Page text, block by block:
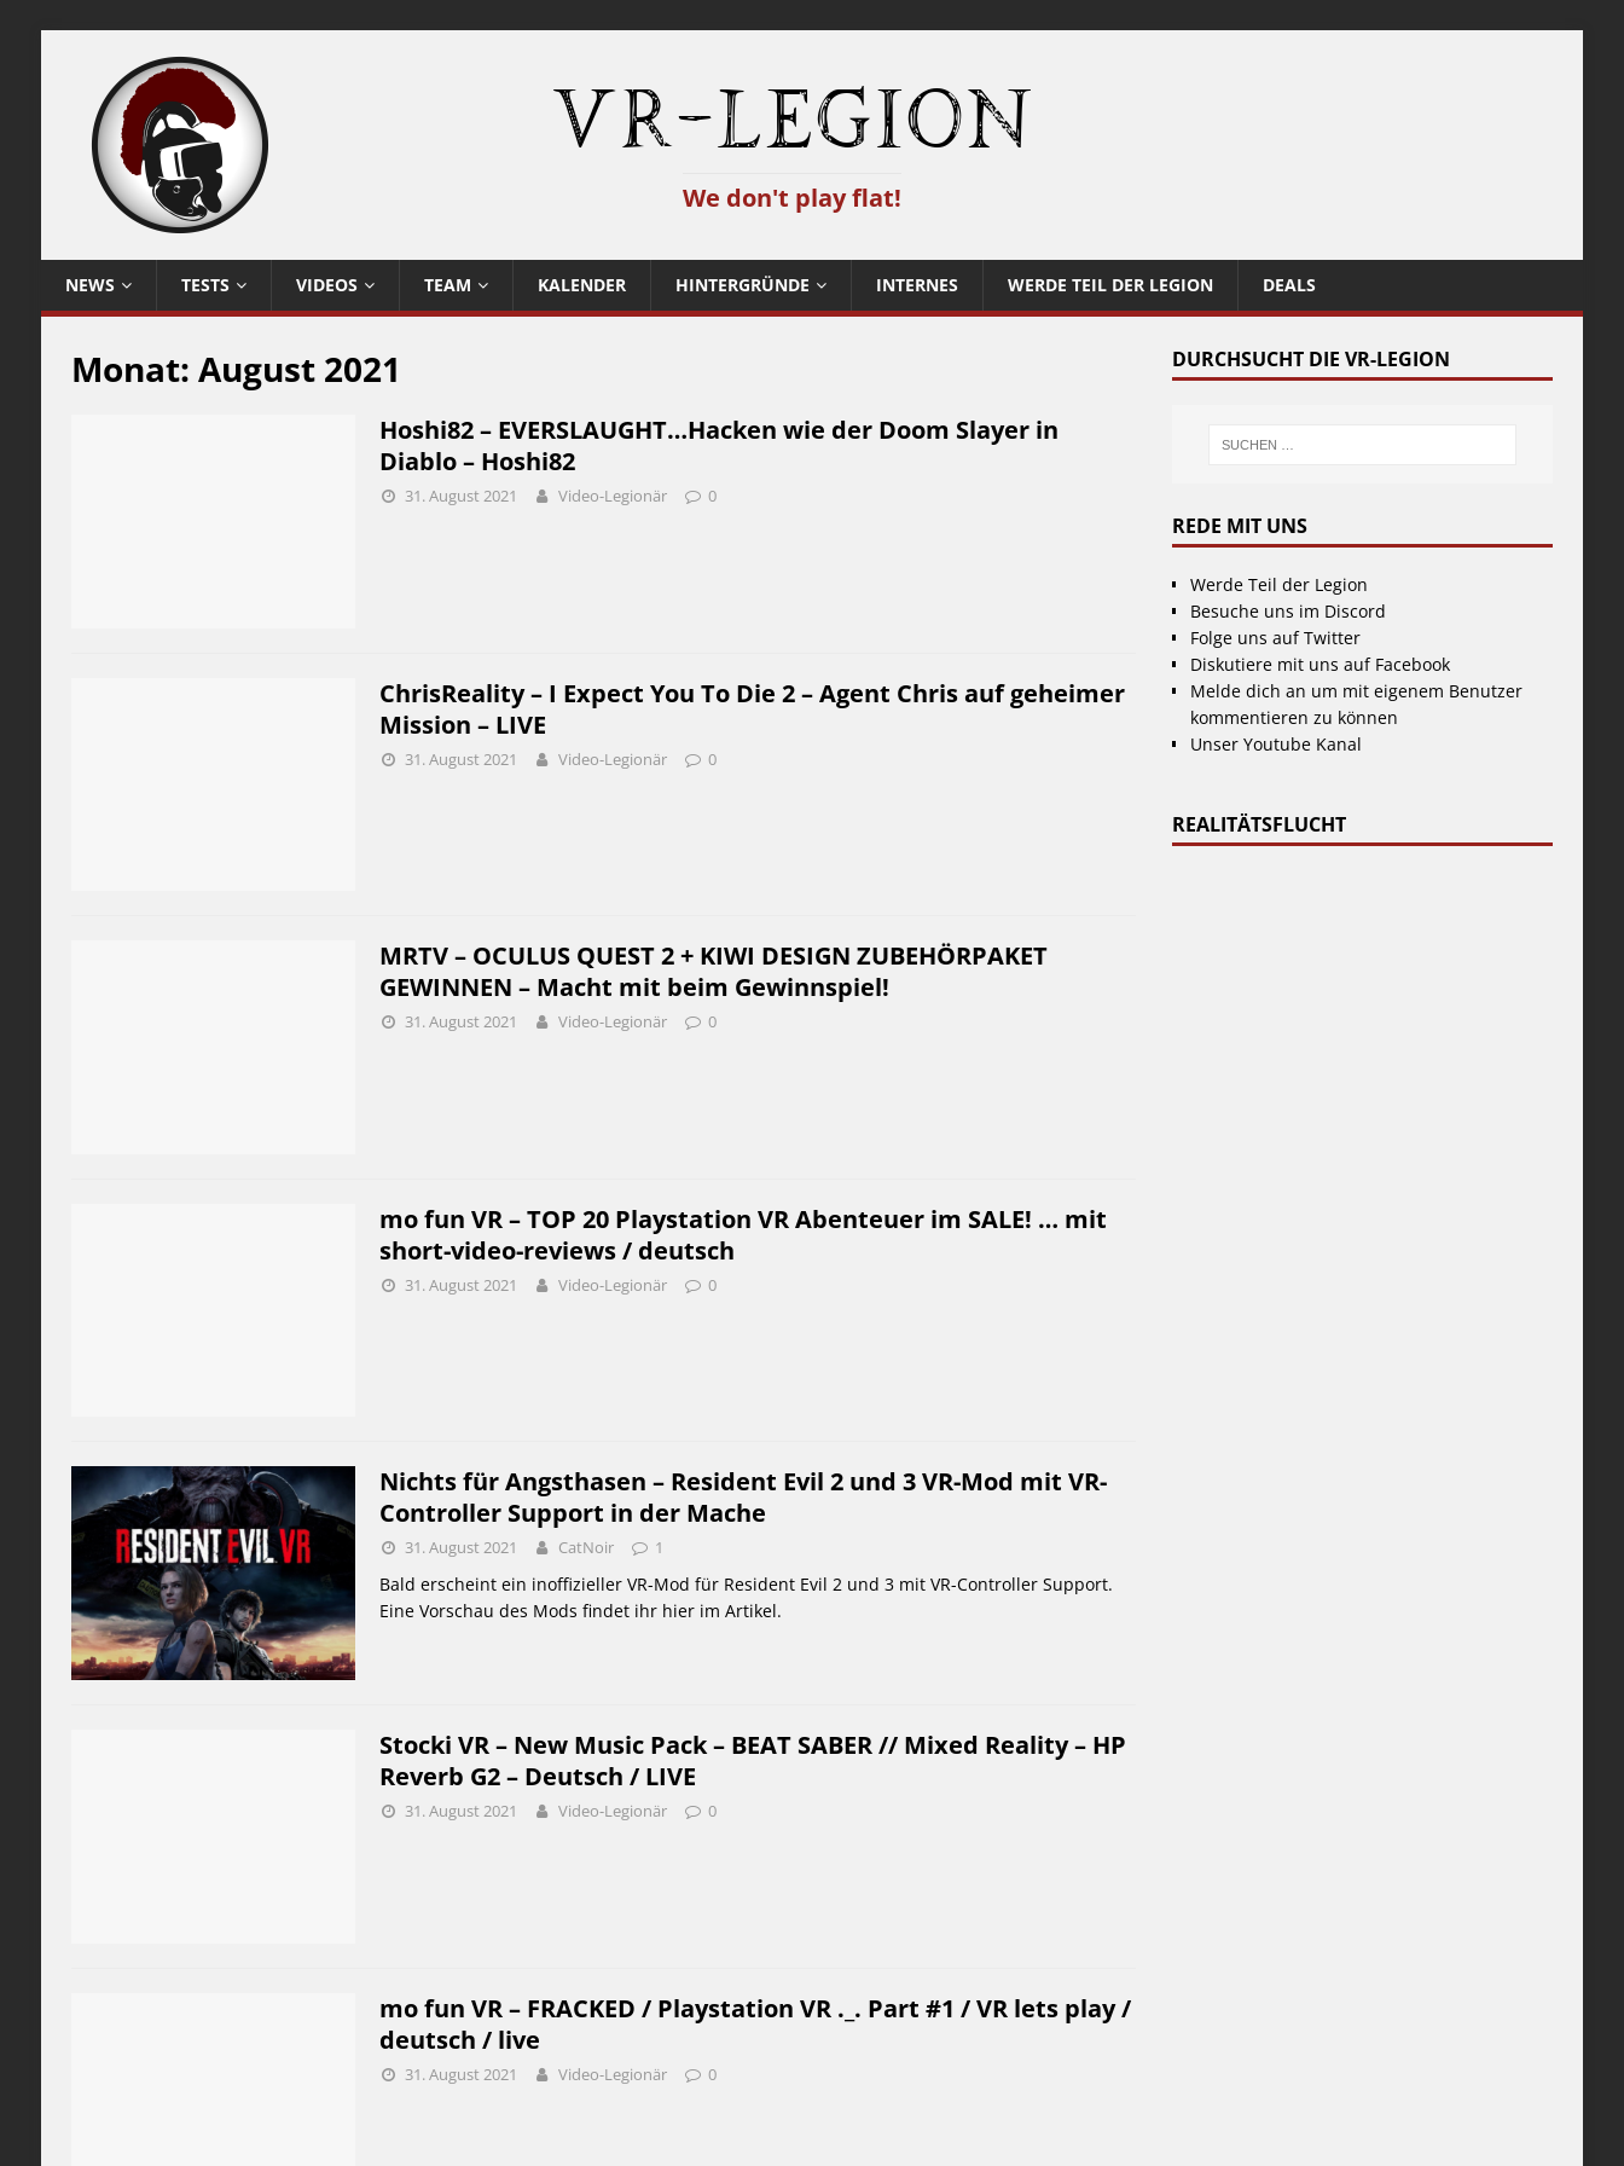
VR-Legion
We don't play flat!
NEWS TESTS VIDEOS TEAM KALENDER HINTERGRÜNDE INTERNES WERDE TEIL DER LEGION DEALS
Monat: August 2021
Hoshi82 – EVERSLAUGHT…Hacken wie der Doom Slayer in
Diablo – Hoshi82
31. August 2021 Video-Legionär 0
ChrisReality – I Expect You To Die 2 – Agent Chris auf geheimer
Mission – LIVE
31. August 2021 Video-Legionär 0
MRTV – OCULUS QUEST 2 + KIWI DESIGN ZUBEHÖRPAKET
GEWINNEN – Macht mit beim Gewinnspiel!
31. August 2021 Video-Legionär 0
mo fun VR – TOP 20 Playstation VR Abenteuer im SALE! … mit
short-video-reviews / deutsch
31. August 2021 Video-Legionär 0
Nichts für Angsthasen – Resident Evil 2 und 3 VR-Mod mit VR-
Controller Support in der Mache
31. August 2021 CatNoir 1
Bald erscheint ein inoffizieller VR-Mod für Resident Evil 2 und 3 mit VR-Controller Support.
Eine Vorschau des Mods findet ihr hier im Artikel.
Stocki VR – New Music Pack – BEAT SABER // Mixed Reality – HP
Reverb G2 – Deutsch / LIVE
31. August 2021 Video-Legionär 0
mo fun VR – FRACKED / Playstation VR ._. Part #1 / VR lets play /
deutsch / live
31. August 2021 Video-Legionär 0
DURCHSUCHT DIE VR-LEGION
REDE MIT UNS
Werde Teil der Legion
Besuche uns im Discord
Folge uns auf Twitter
Diskutiere mit uns auf Facebook
Melde dich an um mit eigenem Benutzer
kommentieren zu können
Unser Youtube Kanal
REALITÄTSFLUCHT